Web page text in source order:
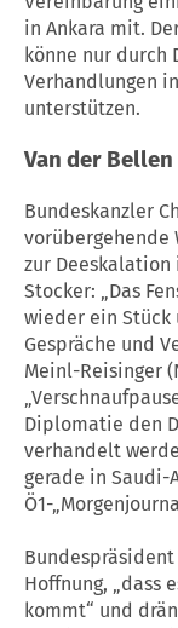
in Ankara mit.
könne nur durch
Verhandlungen
unterstützen.
Van der
Bundeskanzler
vorübergehende
zur Deeskalation
Stocker: „Das
wieder ein Stück
Gespräche und
Meinl-Reisinger
Diplomatie den
verhandelt
gerade in Saudi-
Ö1-
Hoffnung, „dass
kommt“ und